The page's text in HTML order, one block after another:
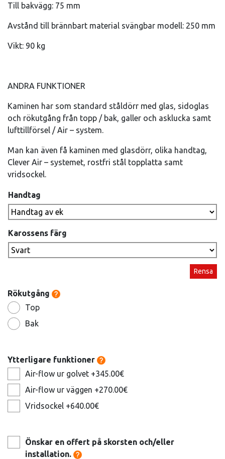
Till bakvägg: 75 mm
Avstånd till brännbart material svängbar modell: 250 mm
Vikt: 90 kg
ANDRA FUNKTIONER
Kaminen har som standard ståldörr med glas, sidoglas
och rökutgång från topp / bak, galler och asklucka samt
lufttillförsel / Air – system.
Man kan även få kaminen med glasdörr, olika handtag,
Clever Air – systemet, rostfri stål topplatta samt
vridsockel.
Handtag
Karossens färg
Rensa
Rökutgång
Top
Bak
Ytterligare funktioner
Air-flow ur golvet +345.00€
Air-flow ur väggen +270.00€
Vridsockel +640.00€
Önskar en offert på skorsten och/eller
installation.